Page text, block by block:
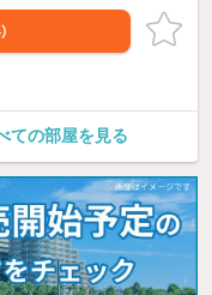
ての部屋を見る